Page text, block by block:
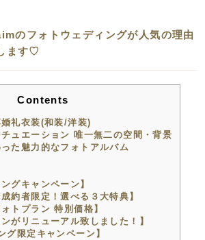
のフォトウェディングが人気の理由
ます♡
Contents
礼衣装(和装/洋装)
ュエーション 唯一無二の空間・背景
た魅力的なフォトアルバム
グキャンペーン】
約者限定！選べる３大特典】
トプラン 特別価格】
がリニューアル致しました！】
グ限定キャンペーン】